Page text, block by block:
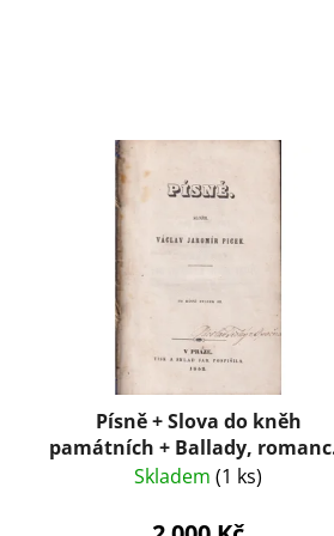
Písně + Slova do kněh
památních + Ballady,
powěsti a legendy
Skladem(1 ks)